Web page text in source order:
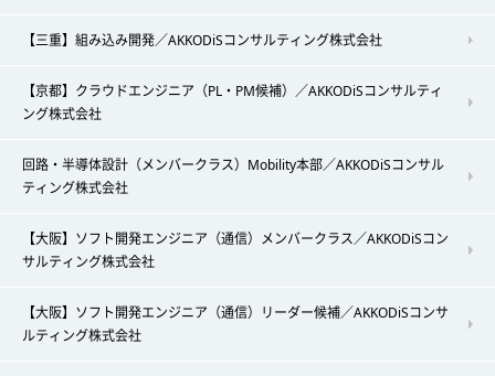
【三重】組み込み開発／AKKODiSコンサルティング株式会社
【京都】クラウドエンジニア（PL・PM候補）／AKKODiSコンサルティ
ング株式会社
回路・半導体設計（メンバークラス）Mobility本部／AKKODiSコンサル
ティング株式会社
【大阪】ソフト開発エンジニア（通信）メンバークラス／AKKODiSコン
サルティング株式会社
【大阪】ソフト開発エンジニア（通信）リーダー候補／AKKODiSコンサ
ルティング株式会社